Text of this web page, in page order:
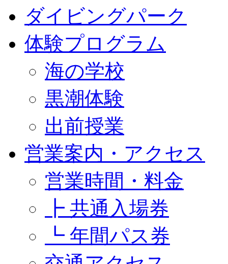
ダイビングパーク
体験プログラム
海の学校
黒潮体験
出前授業
営業案内・アクセス
営業時間・料金
┣ 共通入場券
┗ 年間パス券